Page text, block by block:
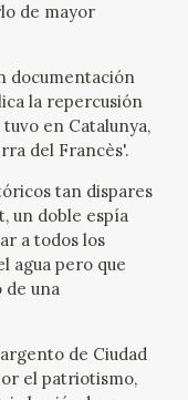
de mayor
documentación
la repercusión
en Catalunya,
del Francès'.
tan dispares
un doble espía
a todos los
agua pero que
de una
de Ciudad
el patriotismo,